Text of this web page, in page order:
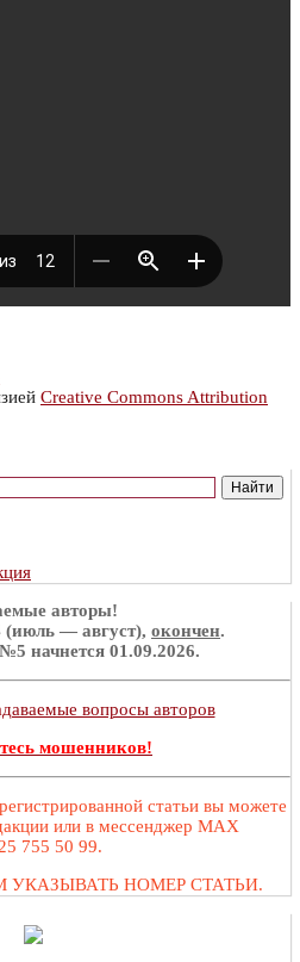
Creative Commons Attribution
авторы!
— август), окончен.
начнется 01.09.2026.
вопросы авторов
мошенников!
статьи вы можете
или в мессенджер MAX
755 50 99.
УКАЗЫВАТЬ НОМЕР СТАТЬИ.